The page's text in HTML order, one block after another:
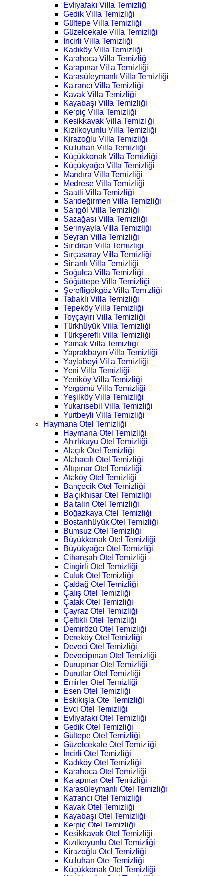
Evliyafakı Villa Temizliği
Gedik Villa Temizliği
Gültepe Villa Temizliği
Güzelcekale Villa Temizliği
İncirli Villa Temizliği
Kadıköy Villa Temizliği
Karahoca Villa Temizliği
Karapınar Villa Temizliği
Karasüleymanlı Villa Temizliği
Katrancı Villa Temizliği
Kavak Villa Temizliği
Kayabaşı Villa Temizliği
Kerpiç Villa Temizliği
Kesikkavak Villa Temizliği
Kızılkoyunlu Villa Temizliği
Kirazoğlu Villa Temizliği
Kutluhan Villa Temizliği
Küçükkonak Villa Temizliği
Küçükyağcı Villa Temizliği
Mandıra Villa Temizliği
Medrese Villa Temizliği
Saatli Villa Temizliği
Sarıdeğirmen Villa Temizliği
Sarıgöl Villa Temizliği
Sazağası Villa Temizliği
Serinyayla Villa Temizliği
Seyran Villa Temizliği
Sındıran Villa Temizliği
Sırçasaray Villa Temizliği
Sinanlı Villa Temizliği
Soğulca Villa Temizliği
Söğüttepe Villa Temizliği
Şerefligökgöz Villa Temizliği
Tabaklı Villa Temizliği
Tepeköy Villa Temizliği
Toyçayırı Villa Temizliği
Türkhüyük Villa Temizliği
Türkşerefli Villa Temizliği
Yamak Villa Temizliği
Yaprakbayırı Villa Temizliği
Yaylabeyi Villa Temizliği
Yeni Villa Temizliği
Yeniköy Villa Temizliği
Yergömü Villa Temizliği
Yeşilköy Villa Temizliği
Yukarısebil Villa Temizliği
Yurtbeyli Villa Temizliği
Haymana Otel Temizliği
Haymana Otel Temizliği
Ahırlıkuyu Otel Temizliği
Alaçık Otel Temizliği
Alahacılı Otel Temizliği
Altıpınar Otel Temizliği
Ataköy Otel Temizliği
Bahçecik Otel Temizliği
Balçıkhisar Otel Temizliği
Baltalin Otel Temizliği
Boğazkaya Otel Temizliği
Bostanhüyük Otel Temizliği
Bumsuz Otel Temizliği
Büyükkonak Otel Temizliği
Büyükyağcı Otel Temizliği
Cihanşah Otel Temizliği
Cingirli Otel Temizliği
Culuk Otel Temizliği
Çaldağ Otel Temizliği
Çalış Otel Temizliği
Çatak Otel Temizliği
Çayraz Otel Temizliği
Çeltikli Otel Temizliği
Demirözü Otel Temizliği
Dereköy Otel Temizliği
Deveci Otel Temizliği
Devecipınarı Otel Temizliği
Durupınar Otel Temizliği
Durutlar Otel Temizliği
Emirler Otel Temizliği
Esen Otel Temizliği
Eskikışla Otel Temizliği
Evci Otel Temizliği
Evliyafakı Otel Temizliği
Gedik Otel Temizliği
Gültepe Otel Temizliği
Güzelcekale Otel Temizliği
İncirli Otel Temizliği
Kadıköy Otel Temizliği
Karahoca Otel Temizliği
Karapınar Otel Temizliği
Karasüleymanlı Otel Temizliği
Katrancı Otel Temizliği
Kavak Otel Temizliği
Kayabaşı Otel Temizliği
Kerpiç Otel Temizliği
Kesikkavak Otel Temizliği
Kızılkoyunlu Otel Temizliği
Kirazoğlu Otel Temizliği
Kutluhan Otel Temizliği
Küçükkonak Otel Temizliği